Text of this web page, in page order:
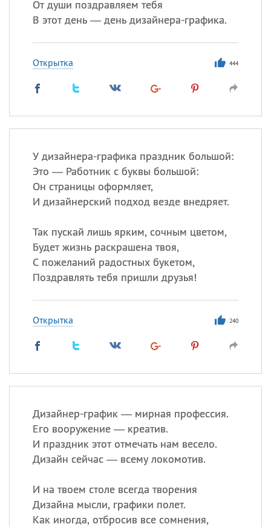
От души поздравляем тебя
В этот день — день дизайнера-графика.
Открытка 444
У дизайнера-графика праздник большой:
Это — Работник с буквы большой:
Он страницы оформляет,
И дизайнерский подход везде внедряет.
Так пускай лишь ярким, сочным цветом,
Будет жизнь раскрашена твоя,
С пожеланий радостных букетом,
Поздравлять тебя пришли друзья!
Открытка 240
Дизайнер-график — мирная профессия.
Его вооружение — креатив.
И праздник этот отмечать нам весело.
Дизайн сейчас — всему локомотив.
И на твоем столе всегда творения
Дизайна мысли, графики полет.
Как иногда, отбросив все сомнения,